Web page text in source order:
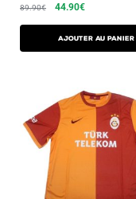
89.90€ 44.90€
AJOUTER AU PANIER